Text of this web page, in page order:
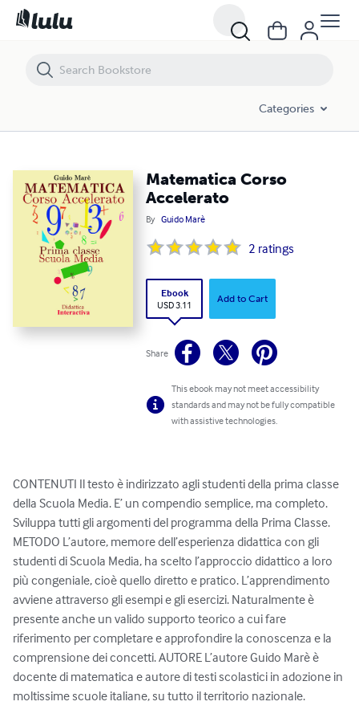
Categories
Matematica Corso
Accelerato
By Guido Marè
2 ratings
Ebook
USD 3.11
Add to Cart
Share
This ebook may not meet accessibility
standards and may not be fully compatible
with assistive technologies.
CONTENUTI Il testo è indirizzato agli studenti della prima classe
della Scuola Media. E’ un compendio semplice, ma completo.
Sviluppa tutti gli argomenti del programma della Prima Classe.
METODO L’autore, memore dell’esperienza didattica con gli
studenti di Scuola Media, ha scelto l’approccio didattico a loro
più congeniale, cioè quello diretto e pratico. L’apprendimento
avviene attraverso gli esempi e gli esercizi. Naturalmente è
presente anche un valido supporto teorico a cui fare
riferimento per completare e approfondire la conoscenza e la
comprensione dei concetti. AUTORE L’autore Guido Marè è
docente di matematica e autore di testi scolastici in adozione in
moltissime scuole italiane, su tutto il territorio nazionale.
Matematica Corso Accelerato